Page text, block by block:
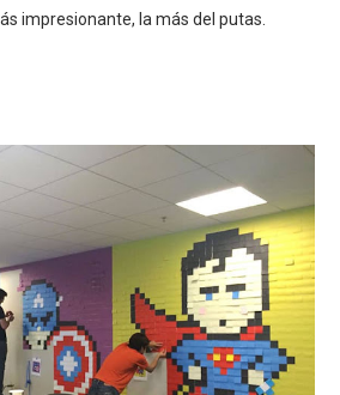
impresionante, la más del putas.